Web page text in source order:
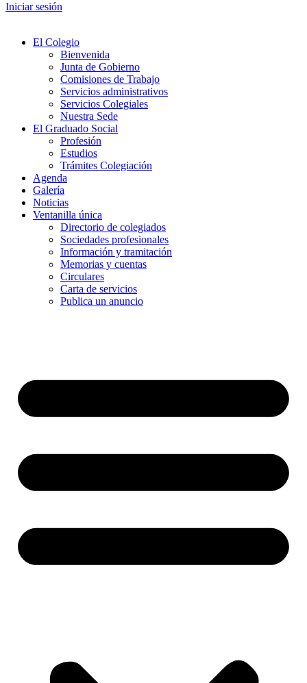
Iniciar sesión
El Colegio
Bienvenida
Junta de Gobierno
Comisiones de Trabajo
Servicios administrativos
Servicios Colegiales
Nuestra Sede
El Graduado Social
Profesión
Estudios
Trámites Colegiación
Agenda
Galería
Noticias
Ventanilla única
Directorio de colegiados
Sociedades profesionales
Información y tramitación
Memorias y cuentas
Circulares
Carta de servicios
Publica un anuncio